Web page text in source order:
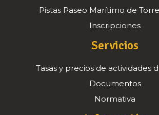
Pistas Paseo Marítimo de
Inscripciones
Servicios
Tasas y precios de actividades
Documentos
Normativa